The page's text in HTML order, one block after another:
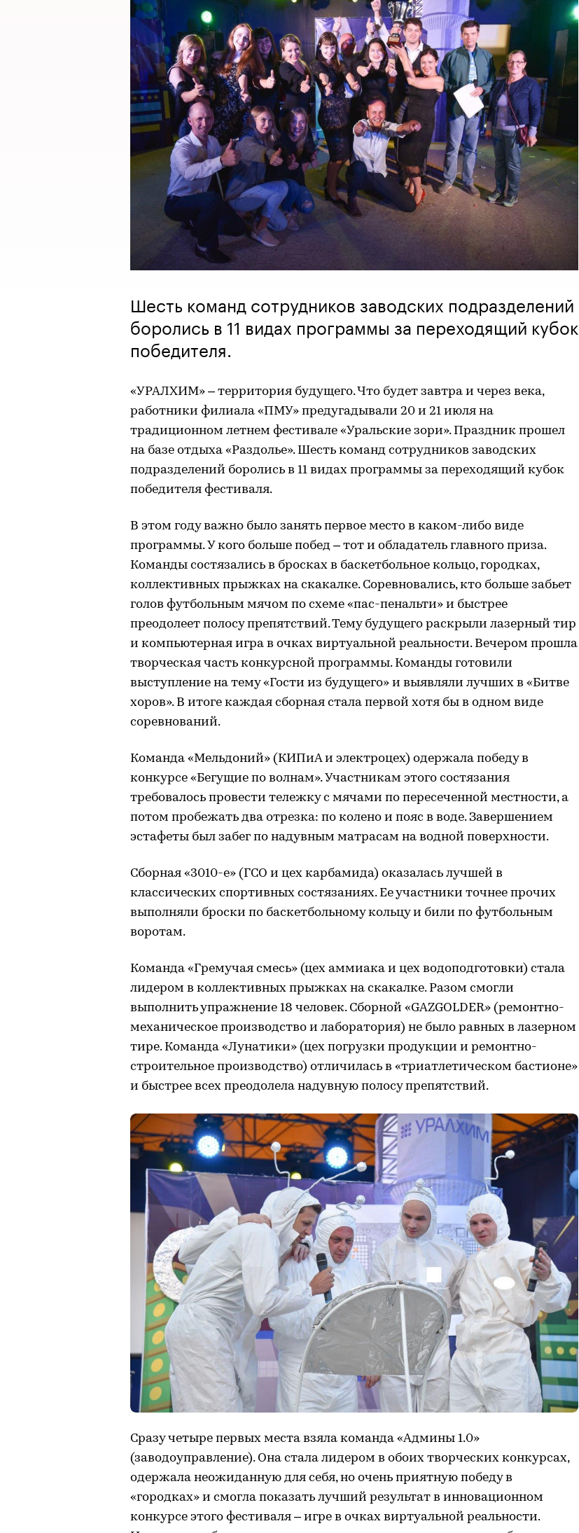
Шесть команд сотрудников заводских подразделений
боролись в 11 видах программы за переходящий кубок
победителя.
«УРАЛХИМ» – территория будущего. Что будет завтра и через века,
работники филиала «ПМУ» предугадывали 20 и 21 июля на
традиционном летнем фестивале «Уральские зори». Праздник прошел
на базе отдыха «Раздолье». Шесть команд сотрудников заводских
подразделений боролись в 11 видах программы за переходящий кубок
победителя фестиваля.
В этом году важно было занять первое место в каком-либо виде
программы. У кого больше побед – тот и обладатель главного приза.
Команды состязались в бросках в баскетбольное кольцо, городках,
коллективных прыжках на скакалке. Соревновались, кто больше забьет
голов футбольным мячом по схеме «пас-пенальти» и быстрее
преодолеет полосу препятствий. Тему будущего раскрыли лазерный тир
и компьютерная игра в очках виртуальной реальности. Вечером прошла
творческая часть конкурсной программы. Команды готовили
выступление на тему «Гости из будущего» и выявляли лучших в «Битве
хоров». В итоге каждая сборная стала первой хотя бы в одном виде
соревнований.
Команда «Мельдоний» (КИПиА и электроцех) одержала победу в
конкурсе «Бегущие по волнам». Участникам этого состязания
требовалось провести тележку с мячами по пересеченной местности, а
потом пробежать два отрезка: по колено и пояс в воде. Завершением
эстафеты был забег по надувным матрасам на водной поверхности.
Сборная «3010-е» (ГСО и цех карбамида) оказалась лучшей в
классических спортивных состязаниях. Ее участники точнее прочих
выполняли броски по баскетбольному кольцу и били по футбольным
воротам.
Команда «Гремучая смесь» (цех аммиака и цех водоподготовки) стала
лидером в коллективных прыжках на скакалке. Разом смогли
выполнить упражнение 18 человек. Сборной «GAZGOLDER» (ремонтно-
механическое производство и лаборатория) не было равных в лазерном
тире. Команда «Лунатики» (цех погрузки продукции и ремонтно-
строительное производство) отличилась в «триатлетическом бастионе»
и быстрее всех преодолела надувную полосу препятствий.
Сразу четыре первых места взяла команда «Админы 1.0»
(заводоуправление). Она стала лидером в обоих творческих конкурсах,
одержала неожиданную для себя, но очень приятную победу в
«городках» и смогла показать лучший результат в инновационном
конкурсе этого фестиваля – игре в очках виртуальной реальности.